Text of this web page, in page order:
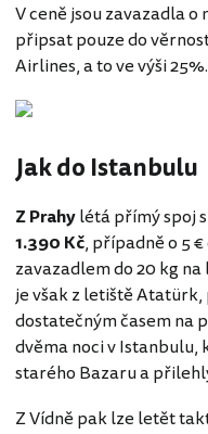
V ceně jsou zavazadla
připsat pouze do
Airlines, a to ve výši 25%.
Jak do Istanbulu
Z Prahylétá přímý spoj
1.390 Kč, případně o 5
zavazadlem do 20 kg
je však z letiště
dostatečným časem na
dvěma noci v
starého Bazaru a
Z Vídně pak lze letět